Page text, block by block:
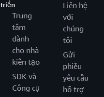
triển
Trung
tâm
dành
cho nhà
kiến tạo
SDK và
Công cụ
Liên hệ
với
chúng
tôi
Gửi
phiếu
yêu cầu
hỗ trợ